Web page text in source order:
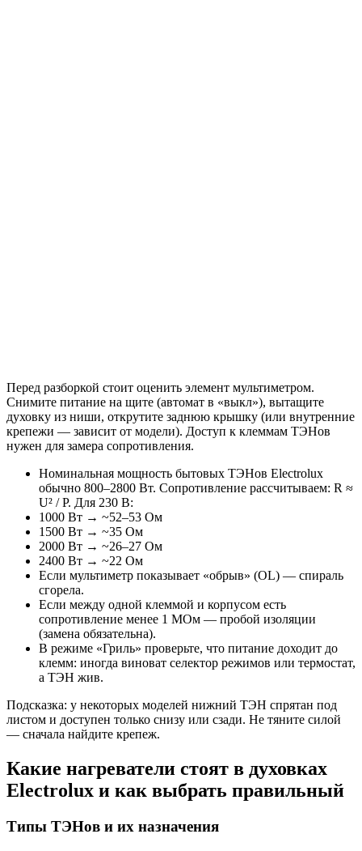
Перед разборкой стоит оценить элемент мультиметром.
Снимите питание на щите (автомат в «выкл»), вытащите
духовку из ниши, открутите заднюю крышку (или внутренние
крепежи — зависит от модели). Доступ к клеммам ТЭНов
нужен для замера сопротивления.
Номинальная мощность бытовых ТЭНов Electrolux
обычно 800–2800 Вт. Сопротивление рассчитываем: R ≈
U² / P. Для 230 В:
1000 Вт → ~52–53 Ом
1500 Вт → ~35 Ом
2000 Вт → ~26–27 Ом
2400 Вт → ~22 Ом
Если мультиметр показывает «обрыв» (OL) — спираль
сгорела.
Если между одной клеммой и корпусом есть
сопротивление менее 1 МОм — пробой изоляции
(замена обязательна).
В режиме «Гриль» проверьте, что питание доходит до
клемм: иногда виноват селектор режимов или термостат,
а ТЭН жив.
Подсказка: у некоторых моделей нижний ТЭН спрятан под
листом и доступен только снизу или сзади. Не тяните силой
— сначала найдите крепеж.
Какие нагреватели стоят в духовках
Electrolux и как выбрать правильный
Типы ТЭНов и их назначения